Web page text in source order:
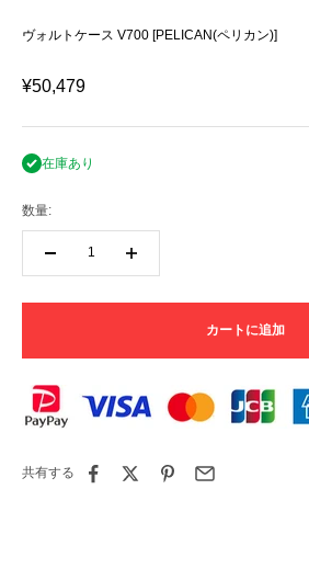
ヴォルトケース V700 [PELICAN(ペリカン)]
セール価格
¥50,479
在庫あり
数量:
カートに追加
共有する